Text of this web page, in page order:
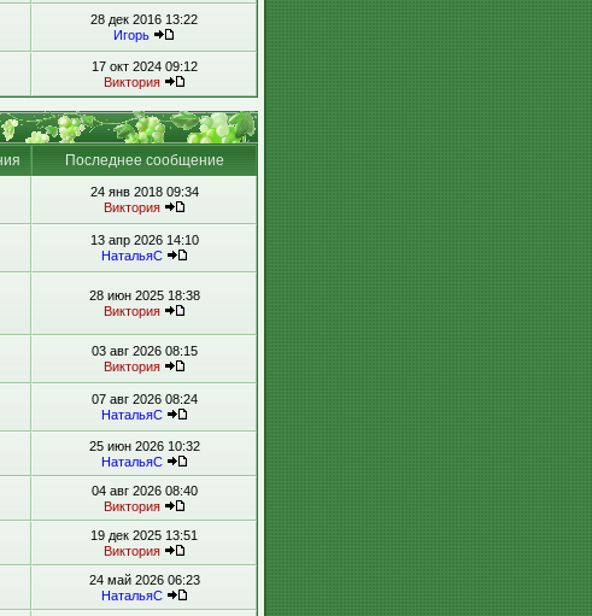
28 дек 2016 13:22
Игорь
17 окт 2024 09:12
Виктория
Последнее сообщение
24 янв 2018 09:34
Виктория
13 апр 2026 14:10
НатальяС
28 июн 2025 18:38
Виктория
03 авг 2026 08:15
Виктория
07 авг 2026 08:24
НатальяС
25 июн 2026 10:32
НатальяС
04 авг 2026 08:40
Виктория
19 дек 2025 13:51
Виктория
24 май 2026 06:23
НатальяС